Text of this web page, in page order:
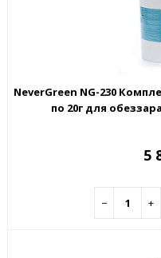
NeverGreen NG-230
по 20г для
5
− +